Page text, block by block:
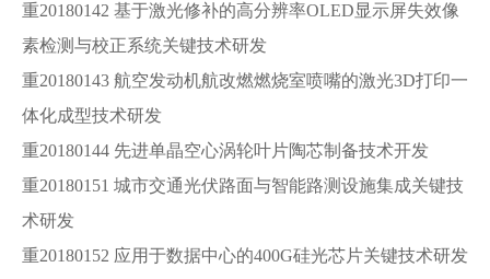
重20180142 基于激光修补的高分辨率OLED显示屏失效像
素检测与校正系统关键技术研发
重20180143 航空发动机航改燃燃烧室喷嘴的激光3D打印一
体化成型技术研发
重20180144 先进单晶空心涡轮叶片陶芯制备技术开发
重20180151 城市交通光伏路面与智能路测设施集成关键技
术研发
重20180152 应用于数据中心的400G硅光芯片关键技术研发